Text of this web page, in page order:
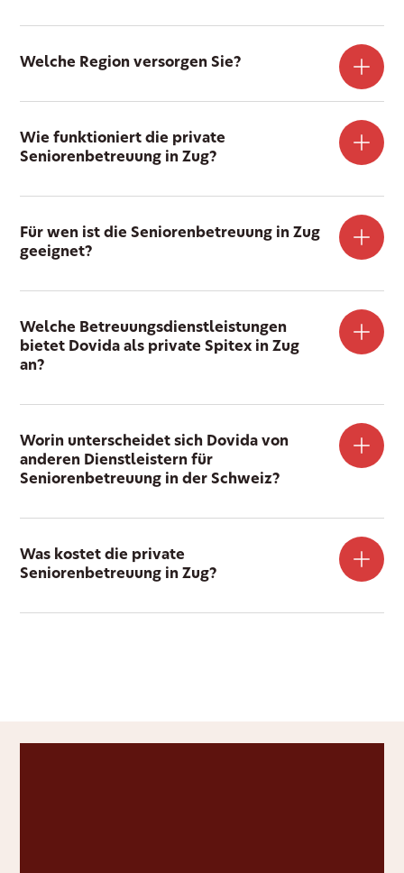
Welche Region versorgen Sie?
Wie funktioniert die private
Seniorenbetreuung in Zug?
Für wen ist die Seniorenbetreuung in Zug
geeignet?
Welche Betreuungsdienstleistungen
bietet Dovida als private Spitex in Zug
an?
Worin unterscheidet sich Dovida von
anderen Dienstleistern für
Seniorenbetreuung in der Schweiz?
Was kostet die private
Seniorenbetreuung in Zug?